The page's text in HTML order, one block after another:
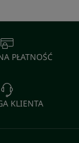
PŁATNOŚĆ
KLIENTA